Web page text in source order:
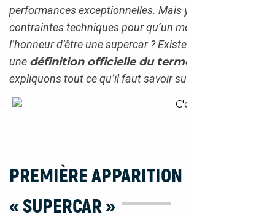
performances exceptionnelles. Mais y a-t-il des
contraintes techniques pour qu’un modèle reçoive
l’honneur d’être une supercar ? Existe-t-il seulement
une définition officielle du terme
expliquons tout ce qu’il faut savoir sur le sujet.
PREMIÈRE APPARITION DU TERME
« SUPERCAR »